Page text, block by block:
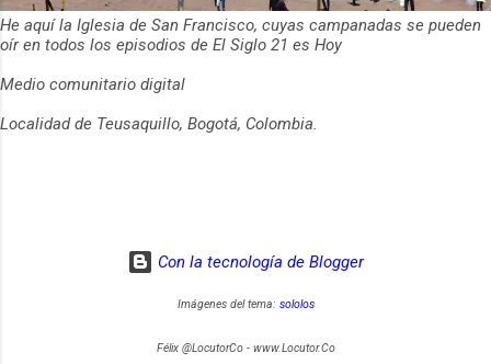
He aquí la Iglesia de San Francisco, cuyas campanadas se pueden
oír en todos los episodios de El Siglo 21 es Hoy
Medio comunitario digital
Localidad de Teusaquillo, Bogotá, Colombia.
Con la tecnología de Blogger
Imágenes del tema: sololos
Félix @LocutorCo - www.Locutor.Co